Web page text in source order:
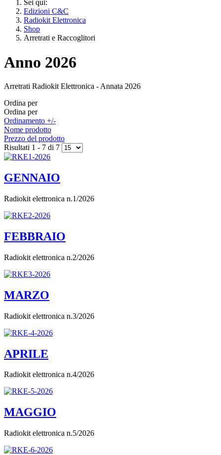
Sei qui:
Edizioni C&C
Radiokit Elettronica
Shop
Arretrati e Raccoglitori
Anno 2026
Arretrati Radiokit Elettronica - Annata 2026
Ordina per
Ordina per
Ordinamento +/-
Nome prodotto
Prezzo del prodotto
Risultati 1 - 7 di 7
GENNAIO
Radiokit elettronica n.1/2026
FEBBRAIO
Radiokit elettronica n.2/2026
MARZO
Radiokit elettronica n.3/2026
APRILE
Radiokit elettronica n.4/2026
MAGGIO
Radiokit elettronica n.5/2026